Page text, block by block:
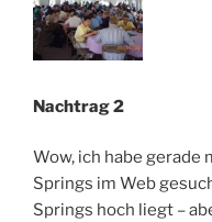
Nachtrag 2
Wow, ich habe gerade
Springs im Web
Springs hoch liegt –